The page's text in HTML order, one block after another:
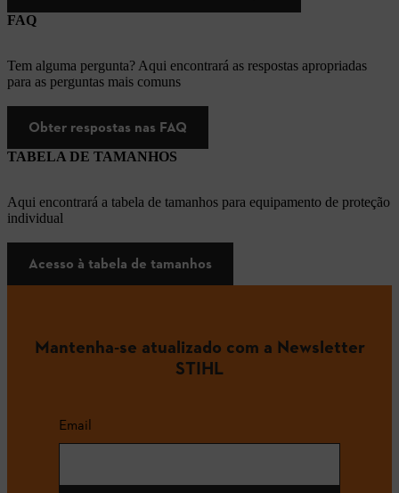
FAQ
Tem alguma pergunta? Aqui encontrará as respostas apropriadas
para as perguntas mais comuns
Obter respostas nas FAQ
TABELA DE TAMANHOS
Aqui encontrará a tabela de tamanhos para equipamento de proteção
individual
Acesso à tabela de tamanhos
Mantenha-se atualizado com a Newsletter
STIHL
Email